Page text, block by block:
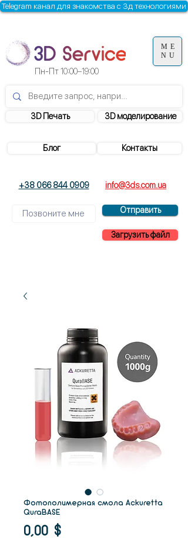
3D моделирование
Контакты
3D Печать
+38 066 844 0909 info@3ds.com.ua
Отправить
Загрузить файл
Блог
Пн-Пт10:00–19:00
Telegram канал для знакомства с 3д технологиями
ME
NU
Фотополимерная смола Ackuretta
QuraBASE
0,00 $Цена